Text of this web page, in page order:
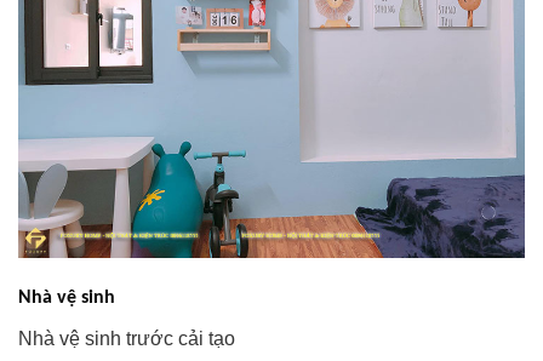
Nhà vệ sinh
Nhà vệ sinh trước cải tạo